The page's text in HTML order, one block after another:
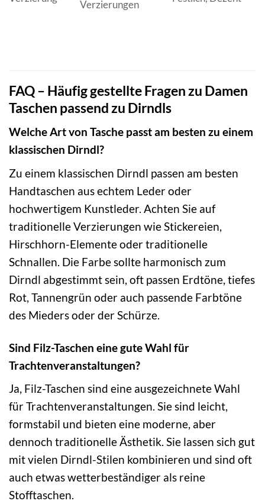
Verzierungen
FAQ – Häufig gestellte Fragen zu Damen
Taschen passend zu Dirndls
Welche Art von Tasche passt am besten zu einem
klassischen Dirndl?
Zu einem klassischen Dirndl passen am besten
Handtaschen aus echtem Leder oder
hochwertigem Kunstleder. Achten Sie auf
traditionelle Verzierungen wie Stickereien,
Hirschhorn-Elemente oder traditionelle
Schnallen. Die Farbe sollte harmonisch zum
Dirndl abgestimmt sein, oft passen Erdtöne, tiefes
Rot, Tannengrün oder auch passende Farbtöne
des Mieders oder der Schürze.
Sind Filz-Taschen eine gute Wahl für
Trachtenveranstaltungen?
Ja, Filz-Taschen sind eine ausgezeichnete Wahl
für Trachtenveranstaltungen. Sie sind leicht,
formstabil und bieten eine moderne, aber
dennoch traditionelle Ästhetik. Sie lassen sich gut
mit vielen Dirndl-Stilen kombinieren und sind oft
auch etwas wetterbeständiger als reine
Stofftaschen.